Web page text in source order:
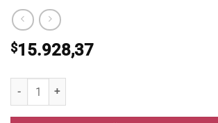
$15.928,37